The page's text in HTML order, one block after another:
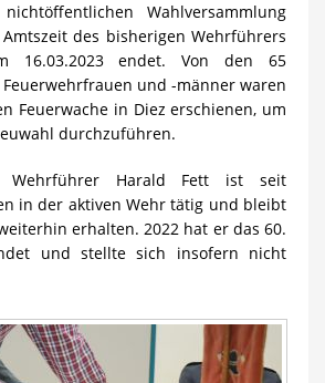
Wahlversammlung
des bisherigen Wehrführers
16.03.2023 endet. Von den 65
und -männer waren
Feuerwache in Diez erschienen, um
durchzuführen.
Wehrführer Harald Fett ist seit
in der aktiven Wehr tätig und bleibt
erhalten. 2022 hat er das 60.
und stellte sich insofern nicht